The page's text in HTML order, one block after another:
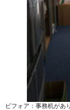
ビフォア：事務机があ